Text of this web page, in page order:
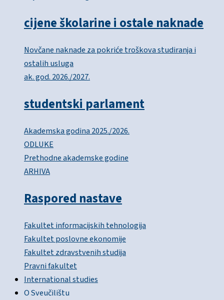
cijene školarine i ostale naknade
Novčane naknade za pokriće troškova studiranja i
ostalih usluga
ak. god. 2026./2027.
studentski parlament
Akademska godina 2025./2026.
ODLUKE
Prethodne akademske godine
ARHIVA
Raspored nastave
Fakultet informacijskih tehnologija
Fakultet poslovne ekonomije
Fakultet zdravstvenih studija
Pravni fakultet
International studies
O Sveučilištu